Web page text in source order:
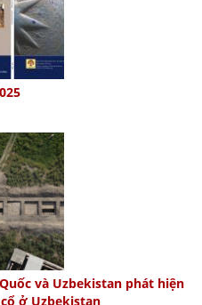
và Uzbekistan phát hiện
ở Uzbekistan